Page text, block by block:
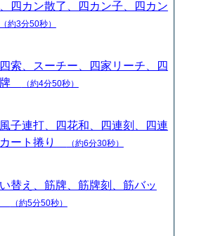
四カン散了、四カン子、四カン
（約3分50秒）
索、スーチー、四家リーチ、四
牌
（約4分50秒）
子連打、四花和、四連刻、四連
ート捲り
（約6分30秒）
替え、筋牌、筋牌刻、筋バッ
（約5分50秒）